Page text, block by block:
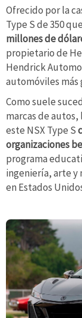
Ofrecido por la
Type S de 350
millones de
propietario de
Hendrick
automóviles más
Como suele
marcas de autos,
este NSX Type S
organizaciones
programa
ingeniería, arte y
en Estados